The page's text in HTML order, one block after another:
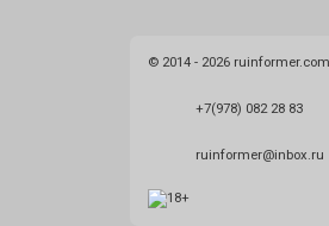
© 2014 - 2026 ruinformer.com
+7(978) 082 28 83
ruinformer@inbox.ru